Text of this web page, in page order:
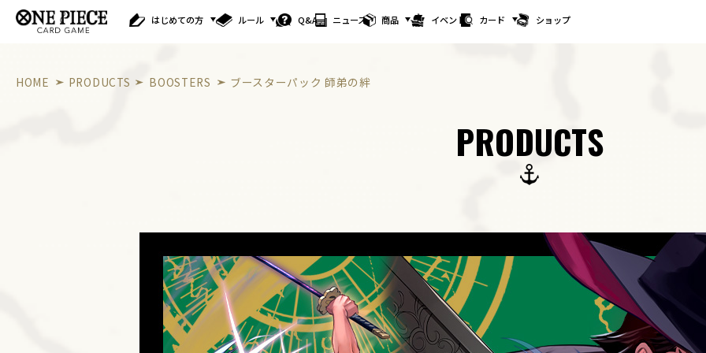
はじめての方 ルール Q&A ニュース 商品 イベント カード ショップ
HOME PRODUCTS BOOSTERS ブースターパック 師弟の絆
PRODUCTS